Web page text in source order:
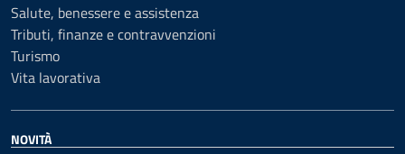
Salute, benessere e assistenza
Tributi, finanze e contravvenzioni
Turismo
Vita lavorativa
NOVITÀ